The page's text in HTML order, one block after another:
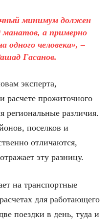
минимум должен
манатов, а примерно
одного человека», –
Гасанов.
эксперта,
расчете прожиточного
различия.
поселков и
отличаются,
эту разницу.
на транспортные
для работающего
поездки в день, туда и